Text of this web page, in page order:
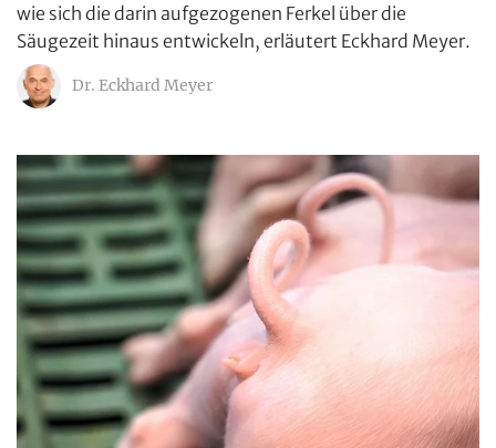
wie sich die darin aufgezogenen Ferkel über die
Säugezeit hinaus entwickeln, erläutert Eckhard Meyer.
Dr. Eckhard Meyer